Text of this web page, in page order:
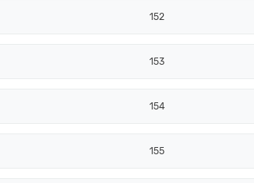
152
153
154
155